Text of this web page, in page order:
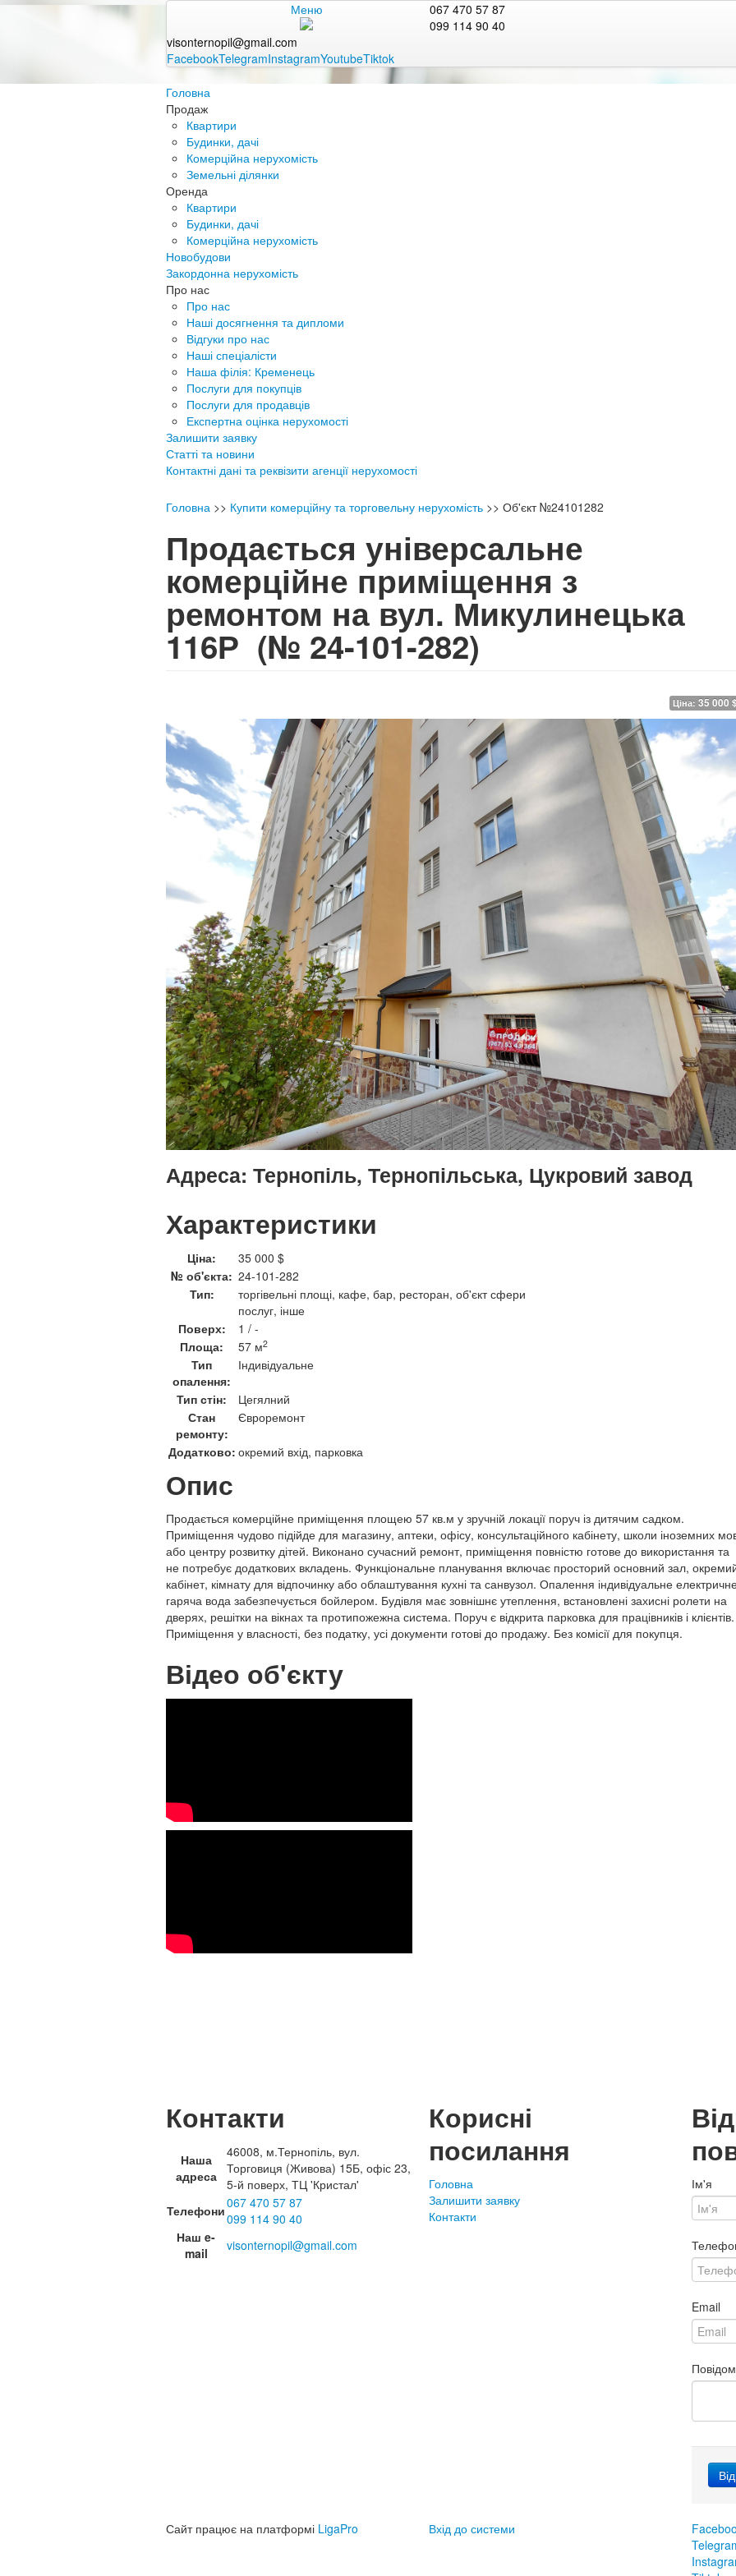
Меню
067 470 57 87
099 114 90 40
visonternopil@gmail.com
FacebookTelegramInstagramYoutubeTiktok
Головна
Продаж
Квартири
Будинки, дачі
Комерційна нерухомість
Земельні ділянки
Оренда
Квартири
Будинки, дачі
Комерційна нерухомість
Новобудови
Закордонна нерухомість
Про нас
Про нас
Наші досягнення та дипломи
Відгуки про нас
Наші спеціалісти
Наша філія: Кременець
Послуги для покупців
Послуги для продавців
Експертна оцінка нерухомості
Залишити заявку
Статті та новини
Контактні дані та реквізити агенції нерухомості
Головна >> Купити комерційну та торговельну нерухомість >> Об'єкт №24101282
Продається універсальне
комерційне приміщення з
ремонтом на вул. Микулинецька
116Р (№ 24-101-282)
Ціна: 35 000 $
Адреса: Тернопіль, Тернопільська, Цукровий завод
Характеристики
Ціна:
35 000 $
№ об'єкта: 24-101-282
Тип:
торгівельні площі, кафе, бар, ресторан, об'єкт сфери
послуг, інше
Поверх:
1 / -
Площа:
57 м2
Тип
опалення:
Індивідуальне
Тип стін:
Цегялний
Стан
ремонту:
Євроремонт
Додатково: окремий вхід, парковка
Опис
Продається комерційне приміщення площею 57 кв.м у зручній локації поруч із дитячим садком.
Приміщення чудово підійде для магазину, аптеки, офісу, консультаційного кабінету, школи іноземних
або центру розвитку дітей. Виконано сучасний ремонт, приміщення повністю готове до використання та
не потребує додаткових вкладень. Функціональне планування включає просторий основний зал,
кабінет, кімнату для відпочинку або облаштування кухні та санвузол. Опалення індивідуальне
гаряча вода забезпечується бойлером. Будівля має зовнішнє утеплення, встановлені захисні ролети на
дверях, решітки на вікнах та протипожежна система. Поруч є відкрита парковка для працівників і клієнтів.
Приміщення у власності, без податку, усі документи готові до продажу. Без комісії для покупця.
Відео об'єкту
Контакти
Наша
адреса
46008, м.Тернопіль, вул.
Торговиця (Живова) 15Б, офіс 23,
5-й поверх, ТЦ 'Кристал'
Телефони067 470 57 87
099 114 90 40
Наш e-
mail
visonternopil@gmail.com
Корисні
посилання
Головна
Залишити заявку
Контакти
Ім'я
Email
Сайт працює на платформі LigaPro Вхід до системи